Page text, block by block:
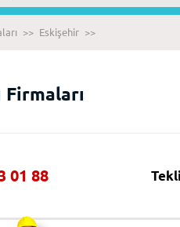
>> Eskişehir >>
Firmaları
01 88